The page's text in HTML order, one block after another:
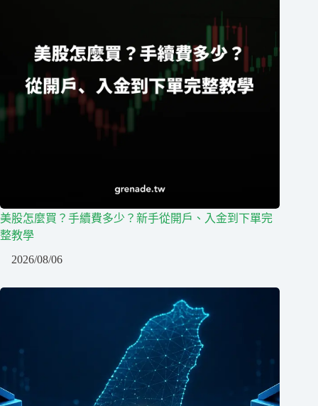
美股怎麼買？手續費多少？新手從開戶、入金到下單完
整教學
2026/08/06